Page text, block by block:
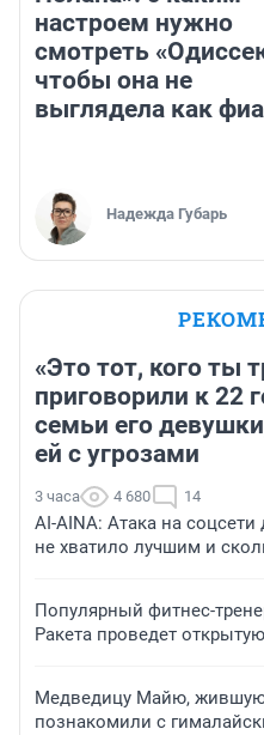
настроем нужно
смотреть
чтобы она не
выглядела как
Надежда Губарь
«Это тот, кого ты
приговорили к 22
семьи его
ей с угрозами
3 часа 4 680 14
AI-AINA: Атака на
не хватило лучшим и
Популярный фитнес-
Ракета проведет
Медведицу Майю,
познакомили с